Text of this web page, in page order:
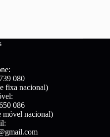
080
fixa nacional)
086
móvel nacional)